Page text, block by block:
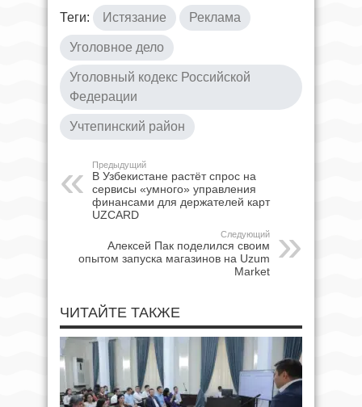
Теги: Истязание Реклама
Уголовное дело
Уголовный кодекс Российской
Федерации
Учтепинский район
Предыдущий
В Узбекистане растёт спрос на
сервисы «умного» управления
финансами для держателей карт
UZCARD
Следующий
Алексей Пак поделился своим
опытом запуска магазинов на Uzum
Market
ЧИТАЙТЕ ТАКЖЕ